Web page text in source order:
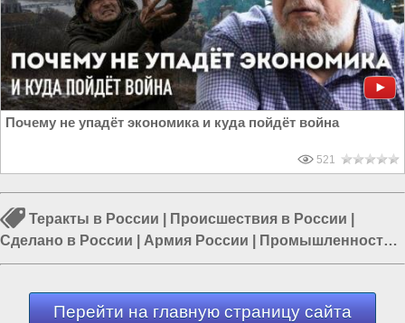
Почему не упадёт экономика и куда пойдёт война
521
Теракты в России Происшествия в России
Сделано в России
Армия России
Промышленность в
России|ВПК России|Россия и Евразия
Перейти на главную страницу сайта